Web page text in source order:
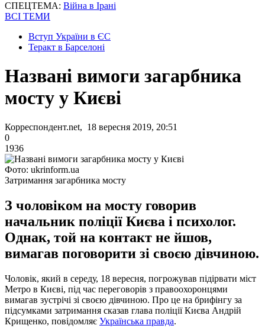
СПЕЦТЕМА: Війна в Ірані
ВСІ ТЕМИ
Вступ України в ЄС
Теракт в Барселоні
Названі вимоги загарбника
мосту у Києві
Корреспондент.net, 18 вересня 2019, 20:51
0
1936
Фото: ukrinform.ua
Затримання загарбника мосту
З чоловіком на мосту говорив
начальник поліції Києва і психолог.
Однак, той на контакт не йшов,
вимагав поговорити зі своєю дівчиною.
Чоловік, який в середу, 18 вересня, погрожував підірвати міст
Метро в Києві, під час переговорів з правоохоронцями
вимагав зустрічі зі своєю дівчиною. Про це на брифінгу за
підсумками затримання сказав глава поліції Києва Андрій
Крищенко, повідомляє Українська правда.